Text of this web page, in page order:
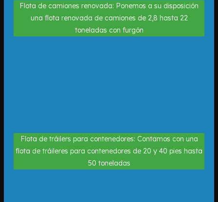
Flota de camiones renovada: Ponemos a su disposición
una flota renovada de camiones de 2,8 hasta 22
toneladas con furgón
Flota de tráilers para contenedores: Contamos con una
flota de tráileres para contenedores de 20 y 40 pies hasta
50 toneladas